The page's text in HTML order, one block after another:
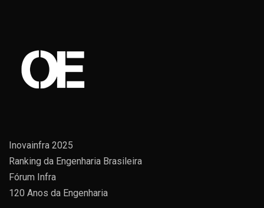
Inovainfra 2025
Ranking da Engenharia Brasileira
Fórum Infra
120 Anos da Engenharia